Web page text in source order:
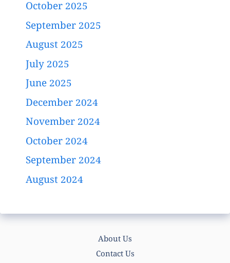
October 2025
September 2025
August 2025
July 2025
June 2025
December 2024
November 2024
October 2024
September 2024
August 2024
About Us
Contact Us